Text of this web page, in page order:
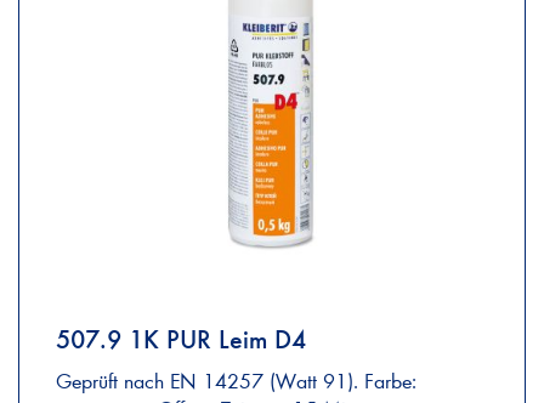
507.9 1K PUR Leim D4
Geprüft nach EN 14257 (Watt 91). Farbe: